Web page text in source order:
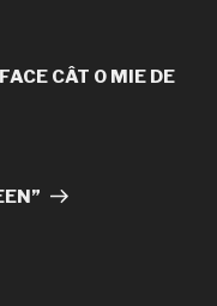
CÂT O MIE DE